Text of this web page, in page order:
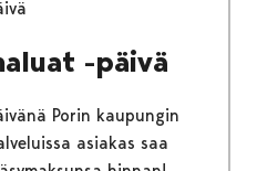
-päivä
Porin kaupungin
asiakas saa